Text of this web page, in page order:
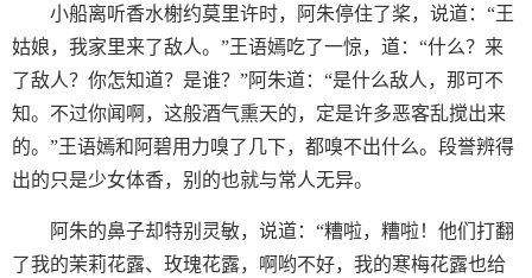
小船离听香水榭约莫里许时，阿朱停住了桨，说道：“王
姑娘，我家里来了敌人。”王语嫣吃了一惊，道：“什么？来
了敌人？你怎知道？是谁？”阿朱道：“是什么敌人，那可不
知。不过你闻啊，这般酒气熏天的，定是许多恶客乱搅出来
的。”王语嫣和阿碧用力嗅了几下，都嗅不出什么。段誉辨得
出的只是少女体香，别的也就与常人无异。
阿朱的鼻子却特别灵敏，说道：“糟啦，糟啦！他们打翻
了我的茉莉花露、玫瑰花露，啊哟不好，我的寒梅花露也给